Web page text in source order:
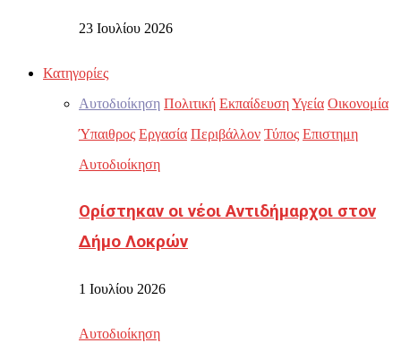
23 Ιουλίου 2026
Κατηγορίες
Αυτοδιοίκηση Πολιτική ΕκπαίδευσηΥγεία Οικονομία
Ύπαιθρος Εργασία Περιβάλλον Τύπος Επιστημη
Αυτοδιοίκηση
Ορίστηκαν οι νέοι Αντιδήμαρχοι στον
Δήμο Λοκρών
1 Ιουλίου 2026
Αυτοδιοίκηση